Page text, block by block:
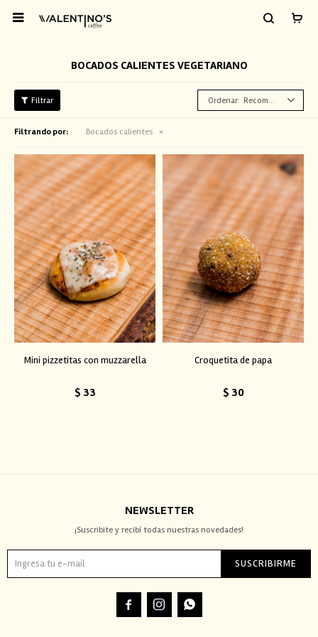

BOCADOS CALIENTES VEGETARIANO
Recomendados
Filtrando por: Bocados calientes
Mini pizzetitas con muzzarella
$ 33
Croquetita de papa
$ 30
NEWSLETTER
¡Suscribite y recibí todas nuestras novedades!
SUSCRIBIRME
  